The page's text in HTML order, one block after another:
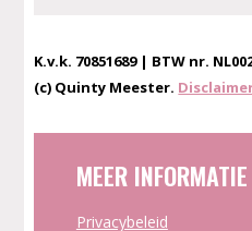
K.v.k. 70851689 | BTW nr.
(c) Quinty Meester.
MEER INFORMATIE
Privacybeleid